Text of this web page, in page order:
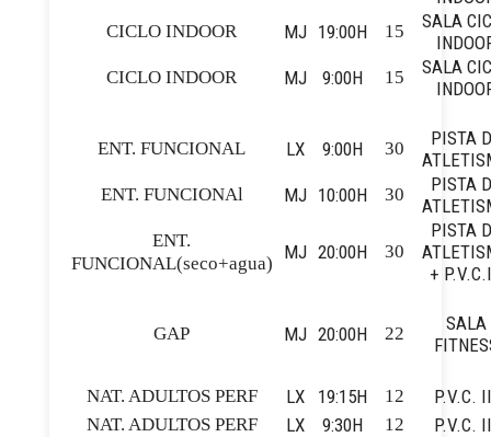
CICLO INDOOR MJ 19:00H 15
SALA
CICLO INDOOR MJ 9:00H 15
SALA
ENT. FUNCIONAL LX 9:00H 30
PISTA
ENT. FUNCIONAl MJ 10:00H 30
PISTA
ENT.
FUNCIONAL(seco+agua)
MJ 20:00H 30
PISTA
+
GAP MJ 20:00H 22
SALA
NAT. ADULTOS PERF LX 19:15H 12 P.V.C.
NAT. ADULTOS PERF LX 9:30H 12 P.V.C.